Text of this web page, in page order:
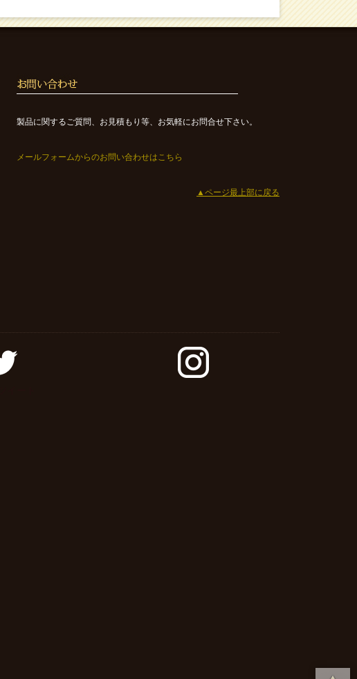
製品に関するご質問、お見積もり等、お気軽にお問合せ下さい。
メールフォームからのお問い合わせはこちら
▲ページ最上部に戻る